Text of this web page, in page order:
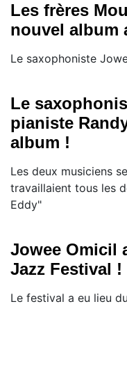
Les frères
nouvel album
Le saxophoniste
Le
pianiste
album !
Les deux musiciens
travaillaient tous les
Eddy"
Jowee Omicil
Jazz Festival !
Le festival a eu lieu